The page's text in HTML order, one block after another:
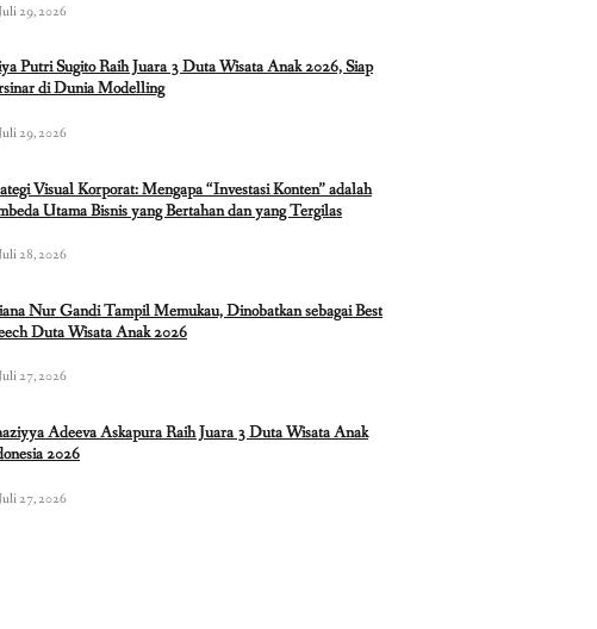
29, 2026
Putri Sugito Raih Juara 3 Duta Wisata Anak 2026, Siap
di Dunia Modelling
29, 2026
Visual Korporat: Mengapa “Investasi Konten” adalah
Utama Bisnis yang Bertahan dan yang Tergilas
28, 2026
Nur Gandi Tampil Memukau, Dinobatkan sebagai Best
Duta Wisata Anak 2026
27, 2026
Adeeva Askapura Raih Juara 3 Duta Wisata Anak
2026
27, 2026